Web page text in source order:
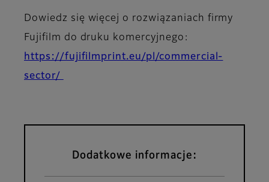
Dowiedz się więcej o rozwiązaniach firmy
Fujifilm do druku komercyjnego:
https://fujifilmprint.eu/pl/commercial-
sector/
Dodatkowe informacje: